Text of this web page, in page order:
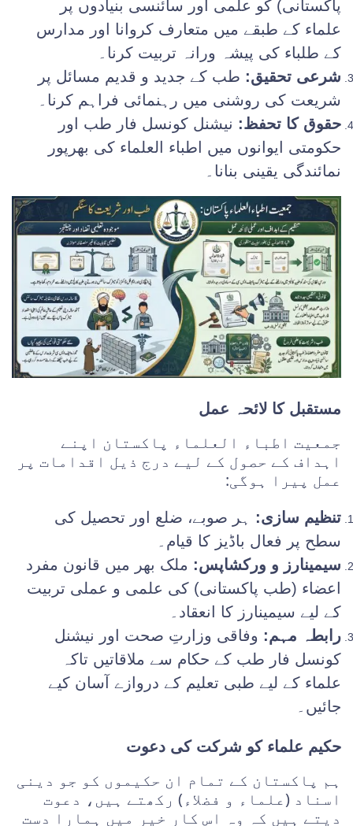
پاکستانی) کو علمی اور سائنسی بنیادوں پر
علماء کے طبقے میں متعارف کروانا اور مدارس
کے طلباء کی پیشہ ورانہ تربیت کرنا۔
شرعی تحقیق: طب کے جدید و قدیم مسائل پر
شریعت کی روشنی میں رہنمائی فراہم کرنا۔
حقوق کا تحفظ: نیشنل کونسل فار طب اور
حکومتی ایوانوں میں اطباء العلماء کی بھرپور
نمائندگی یقینی بنانا۔
مستقبل کا لائحہ عمل
جمعیت اطباء العلماء پاکستان اپنے
اہداف کے حصول کے لیے درج ذیل اقدامات پر
عمل پیرا ہوگی:
تنظیم سازی: ہر صوبے، ضلع اور تحصیل کی
سطح پر فعال باڈیز کا قیام۔
سیمینارز و ورکشاپس: ملک بھر میں قانون مفرد
اعضاء (طب پاکستانی) کی علمی و عملی تربیت
کے لیے سیمینارز کا انعقاد۔
رابطہ مہم: وفاقی وزارتِ صحت اور نیشنل
کونسل فار طب کے حکام سے ملاقاتیں تاکہ
علماء کے لیے طبی تعلیم کے دروازے آسان کیے
جائیں۔
حکیم علماء کو شرکت کی دعوت
ہم پاکستان کے تمام ان حکیموں کو جو دینی
اسناد (علماء و فضلاء) رکھتے ہیں، دعوت
دیتے ہیں کہ وہ اس کارِ خیر میں ہمارا دست